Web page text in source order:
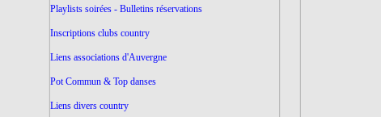
Playlists soirées - Bulletins réservations
Inscriptions clubs country
Liens associations d'Auvergne
Pot Commun & Top danses
Liens divers country